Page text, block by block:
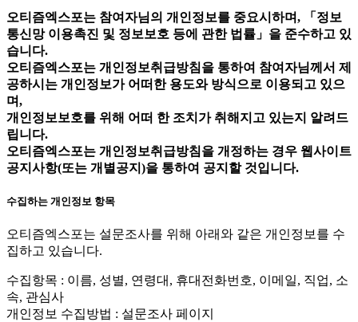
오티즘엑스포는 참여자님의 개인정보를 중요시하며, 「정보
통신망 이용촉진 및 정보보호 등에 관한 법률」을 준수하고 있
습니다.
오티즘엑스포는 개인정보취급방침을 통하여 참여자님께서 제
공하시는 개인정보가 어떠한 용도와 방식으로 이용되고 있으
며,
개인정보보호를 위해 어떠 한 조치가 취해지고 있는지 알려드
립니다.
오티즘엑스포는 개인정보취급방침을 개정하는 경우 웹사이트
공지사항(또는 개별공지)을 통하여 공지할 것입니다.
수집하는 개인정보 항목
오티즘엑스포는 설문조사를 위해 아래와 같은 개인정보를 수
집하고 있습니다.
수집항목 : 이름, 성별, 연령대, 휴대전화번호, 이메일, 직업, 소
속, 관심사
개인정보 수집방법 : 설문조사 페이지